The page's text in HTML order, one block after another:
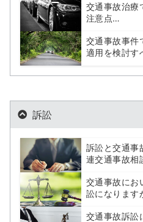
交通事故治療
注意点…
交通事故事件
適用を検討す
訴訟
訴訟と交通事
連交通事故
交通事故にお
訟になります
交通事故訴訟